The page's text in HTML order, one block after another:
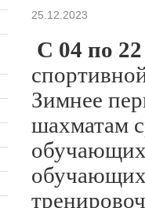
25.12.2023
С 04 по
Зимнее
шахматам